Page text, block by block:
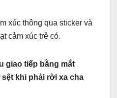
xúc thông qua sticker và
cảm xúc trẻ có.
giao tiếp bằng mắt
khi phải rời xa cha